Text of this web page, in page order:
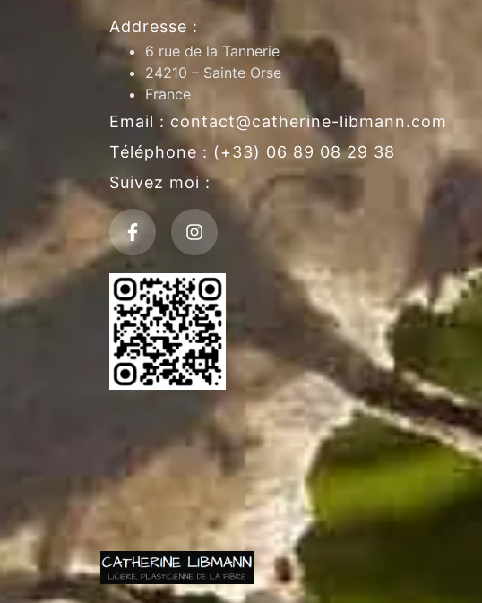
Addresse :
6 rue de la Tannerie
24210 – Sainte Orse
France
Email : contact@catherine-libmann.com
Téléphone : (+33) 06 89 08 29 38
Suivez moi :